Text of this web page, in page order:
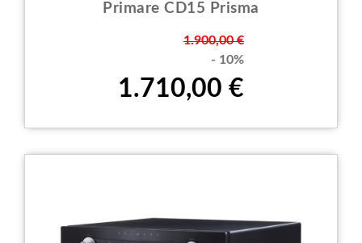
Primare CD15 Prisma
1.900,00 €
- 10%
1.710,00 €